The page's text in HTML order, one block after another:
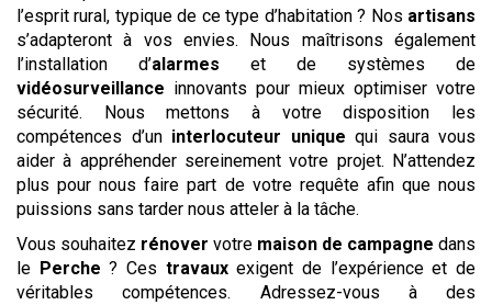
l’esprit rural, typique de ce type d’habitation ? Nos artisans
s’adapteront à vos envies. Nous maîtrisons également
l’installation d’alarmes et de systèmes de
vidéosurveillance innovants pour mieux optimiser votre
sécurité. Nous mettons à votre disposition les
compétences d’un interlocuteur unique qui saura vous
aider à appréhender sereinement votre projet. N’attendez
plus pour nous faire part de votre requête afin que nous
puissions sans tarder nous atteler à la tâche.
Vous souhaitez rénover votre maison de campagne dans
le Perche ? Ces travauxexigent de l’expérience et de
véritables compétences. Adressez-vous à des